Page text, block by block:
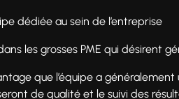
dédiée au sein de l’entreprise
les grosses PME qui désirent
que l’équipe a
de qualité et le suivi des